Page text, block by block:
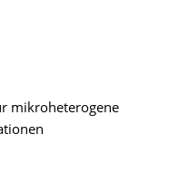
mikroheterogene